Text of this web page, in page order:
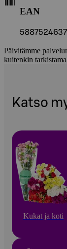
EAN
Päivitämme
kuitenkin
Katso
Kukat ja koti